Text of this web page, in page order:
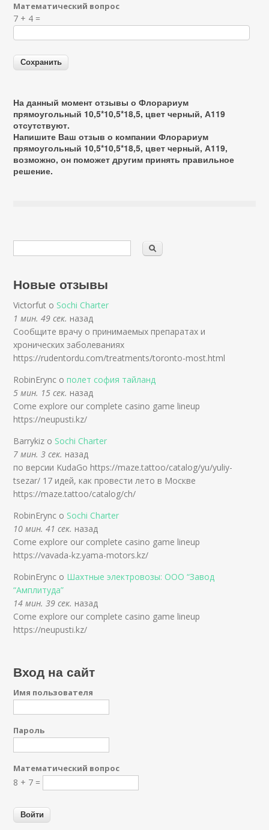
Я спамер
Математический вопрос
7 + 4 =
На данный момент отзывы о Флорариум
прямоугольный 10,5*10,5*18,5, цвет черный, А119
отсутствуют.
Напишите Ваш отзыв о компании Флорариум
прямоугольный 10,5*10,5*18,5, цвет черный, А119,
возможно, он поможет другим принять правильное
решение.
Новые отзывы
Victorfut о Sochi Charter
1 мин. 49 сек. назад
Сообщите врачу о принимаемых препаратах и
хронических заболеваниях
https://rudentordu.com/treatments/toronto-most.html
RobinErync ополет софия тайланд
5 мин. 15 сек. назад
Come explore our complete casino game lineup
https://neupusti.kz/
Barrykiz о Sochi Charter
7 мин. 3 сек. назад
по версии KudaGo https://maze.tattoo/catalog/yu/yuliy-
tsezar/ 17 идей, как провести лето в Москве
https://maze.tattoo/catalog/ch/
RobinErync о Sochi Charter
10 мин. 41 сек. назад
Come explore our complete casino game lineup
https://vavada-kz.yama-motors.kz/
RobinErync о Шахтные электровозы: ООО “Завод
“Амплитуда”
14 мин. 39 сек. назад
Come explore our complete casino game lineup
https://neupusti.kz/
Вход на сайт
Имя пользователя
Пароль
Математический вопрос
8 + 7 =